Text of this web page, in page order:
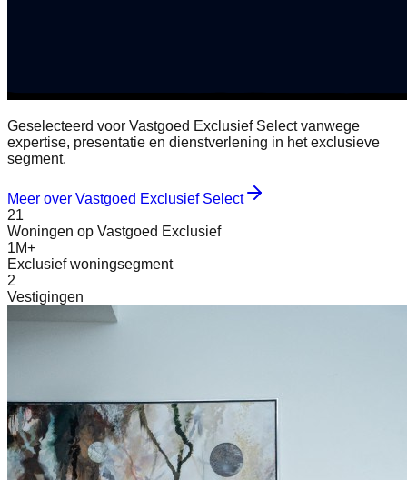
Geselecteerd voor Vastgoed Exclusief Select vanwege
expertise, presentatie en dienstverlening in het exclusieve
segment.
Meer over Vastgoed Exclusief Select
21
Woningen op Vastgoed Exclusief
1M+
Exclusief woningsegment
2
Vestigingen